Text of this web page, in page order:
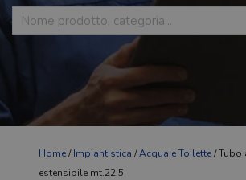
Home/Impiantistica /Acqua e Toilette/ Tubo
estensibile mt.22,5